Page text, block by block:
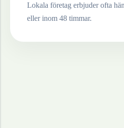
Lokala företag erbjuder ofta
eller inom 48 timmar.